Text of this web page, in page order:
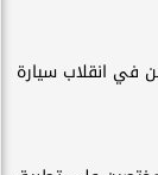
في انقلاب سيارة